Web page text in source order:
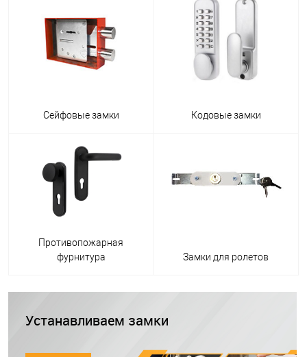
Сейфовые замки Кодовые замки
Противопожарная
фурнитура
Замки для ролетов
Устанавливаем замки